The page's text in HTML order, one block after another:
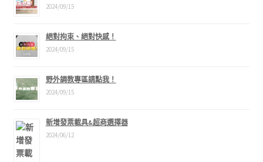
2024/09/15
絕對拘束、絕對快感！
2024/09/15
野外調教專區請點我！
2024/09/15
新增發票載具&超商選擇器
2024/06/12